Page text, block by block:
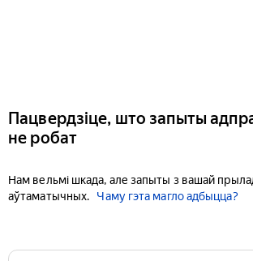
Пацвердзіце, што запыты
не робат
Нам вельмі шкада, але запыты з вашай
аўтаматычных.
Чаму гэта магло адбыцца?